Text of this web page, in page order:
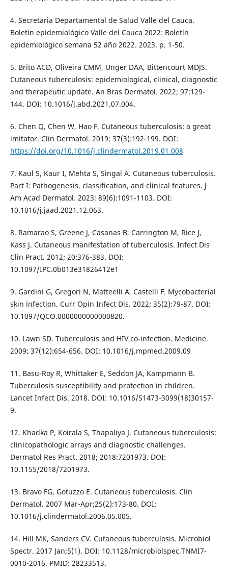
4. Secretaria Departamental de Salud Valle del Cauca.
Boletín epidemiológico Valle del Cauca 2022: Boletín
epidemiológico semana 52 año 2022. 2023. p. 1-50.
5. Brito ACD, Oliveira CMM, Unger DAA, Bittencourt MDJS.
Cutaneous tuberculosis: epidemiological, clinical, diagnostic
and therapeutic update. An Bras Dermatol. 2022; 97:129-
144. DOI: 10.1016/j.abd.2021.07.004.
6. Chen Q, Chen W, Hao F. Cutaneous tuberculosis: a great
imitator. Clin Dermatol. 2019; 37(3):192-199. DOI:
https://doi.org/10.1016/j.clindermatol.2019.01.008
7. Kaul S, Kaur I, Mehta S, Singal A. Cutaneous tuberculosis.
Part I: Pathogenesis, classification, and clinical features. J
Am Acad Dermatol. 2023; 89(6):1091-1103. DOI:
10.1016/j.jaad.2021.12.063.
8. Ramarao S, Greene J, Casanas B, Carrington M, Rice J,
Kass J. Cutaneous manifestation of tuberculosis. Infect Dis
Clin Pract. 2012; 20:376-383. DOI:
10.1097/IPC.0b013e31826412e1
9. Gardini G, Gregori N, Matteelli A, Castelli F. Mycobacterial
skin infection. Curr Opin Infect Dis. 2022; 35(2):79-87. DOI:
10.1097/QCO.0000000000000820.
10. Lawn SD. Tuberculosis and HIV co-infection. Medicine.
2009; 37(12):654-656. DOI: 10.1016/j.mpmed.2009.09
11. Basu-Roy R, Whittaker E, Seddon JA, Kampmann B.
Tuberculosis susceptibility and protection in children.
Lancet Infect Dis. 2018. DOI: 10.1016/S1473-3099(18)30157-
9.
12. Khadka P, Koirala S, Thapaliya J. Cutaneous tuberculosis:
clinicopathologic arrays and diagnostic challenges.
Dermatol Res Pract. 2018; 2018:7201973. DOI:
10.1155/2018/7201973.
13. Bravo FG, Gotuzzo E. Cutaneous tuberculosis. Clin
Dermatol. 2007 Mar-Apr;25(2):173-80. DOI:
10.1016/j.clindermatol.2006.05.005.
14. Hill MK, Sanders CV. Cutaneous tuberculosis. Microbiol
Spectr. 2017 Jan;5(1). DOI: 10.1128/microbiolspec.TNMI7-
0010-2016. PMID: 28233513.